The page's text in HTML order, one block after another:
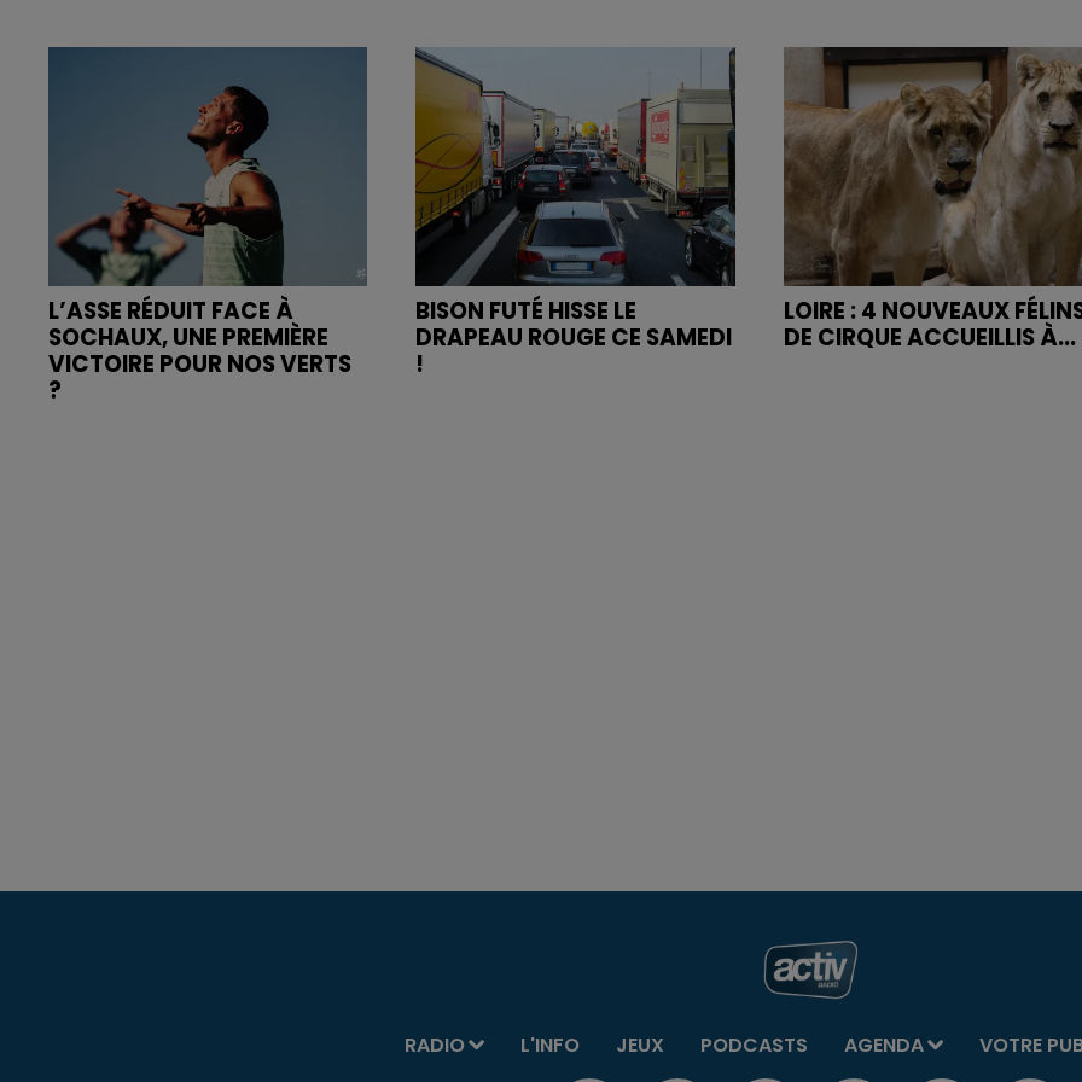
L’ASSE RÉDUIT FACE À
SOCHAUX, UNE PREMIÈRE
VICTOIRE POUR NOS VERTS
?
BISON FUTÉ HISSE LE
DRAPEAU ROUGE CE SAMEDI
!
LOIRE : 4 NOUVEAUX
DE CIRQUE ACCUEILLIS À...
RADIO L'INFO JEUX PODCASTS AGENDA VOTRE